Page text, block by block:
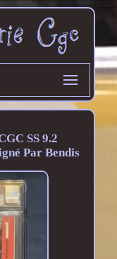
SS 9.2
Par Bendis